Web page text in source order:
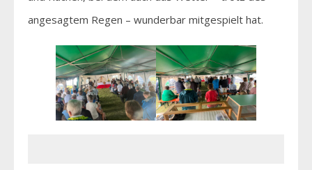
angesagtem Regen – wunderbar mitgespielt hat.